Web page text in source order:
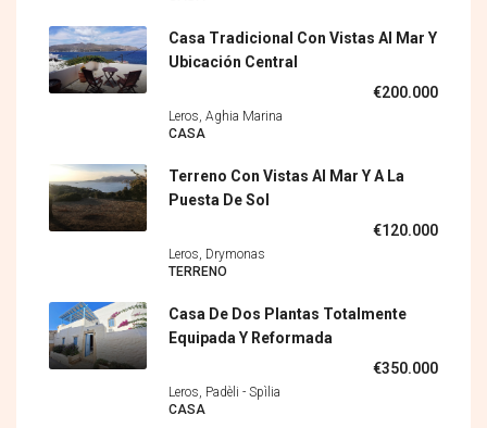
Casa Tradicional Con Vistas Al Mar Y
Ubicación Central
€200.000
Leros, Aghia Marina
CASA
Terreno Con Vistas Al Mar Y A La
Puesta De Sol
€120.000
Leros, Drymonas
TERRENO
Casa De Dos Plantas Totalmente
Equipada Y Reformada
€350.000
Leros, Padèli - Spìlia
CASA